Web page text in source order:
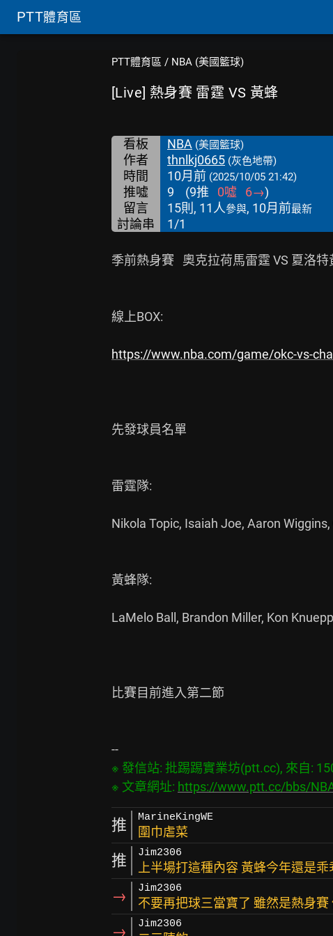
PTT體育區
PTT體育區 / NBA (美國籃球)
[Live] 熱身賽 雷霆 VS 黃蜂
看板 NBA (美國籃球)
作者 thnlkj0665 (灰色地帶)
時間 10月前 (2025/10/05 21:42)
推噓 9 (9推 0噓 6→)
留言
15則, 11人參與, 10月前最新
討論串 1/1
季前熱身賽   奧克拉荷馬雷霆 VS 夏洛特
線上BOX:
https://www.nba.com/game/okc-vs-
先發球員名單
雷霆隊:
Nikola Topic, Isaiah Joe, Aaron
黃蜂隊:
LaMelo Ball, Brandon Miller, Kon
比賽目前進入第二節
※ 發信站: 批踢踢實業坊(ptt.cc), 來自:
※ 文章網址: https://www.ptt.cc/bbs/
推 MarineKingWE
圍巾虐菜
推 Jim2306
上半場打這種內容 黃蜂今年還是
→ Jim2306
不要再把球三當寶了 雖然是熱身賽
→ Jim2306